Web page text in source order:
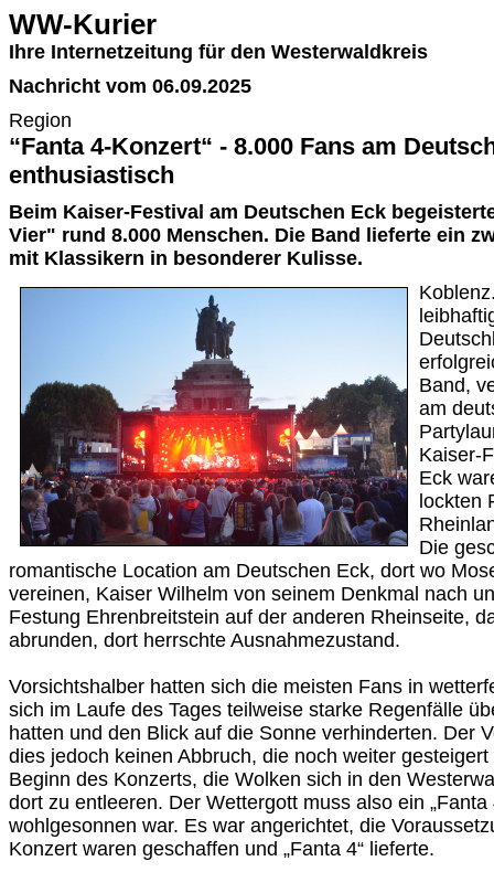
WW-Kurier
Ihre Internetzeitung für den Westerwaldkreis
Nachricht vom 06.09.2025
Region
“Fanta 4-Konzert“ - 8.000 Fans am
enthusiastisch
Beim Kaiser-Festival am Deutschen Eck
Vier" rund 8.000 Menschen. Die Band lieferte ein
mit Klassikern in besonderer Kulisse.
Band,
am
Kaiser-
Eck
lockten
Die
romantische Location am Deutschen Eck, dort wo
vereinen, Kaiser Wilhelm von seinem Denkmal nach
Festung Ehrenbreitstein auf der anderen Rheinseite,
abrunden, dort herrschte Ausnahmezustand.
Vorsichtshalber hatten sich die meisten Fans in
sich im Laufe des Tages teilweise starke Regenfälle
hatten und den Blick auf die Sonne verhinderten. Der
dies jedoch keinen Abbruch, die noch weiter
Beginn des Konzerts, die Wolken sich in den
dort zu entleeren. Der Wettergott muss also ein „Fanta
wohlgesonnen war. Es war angerichtet, die
Konzert waren geschaffen und „Fanta 4“ lieferte.